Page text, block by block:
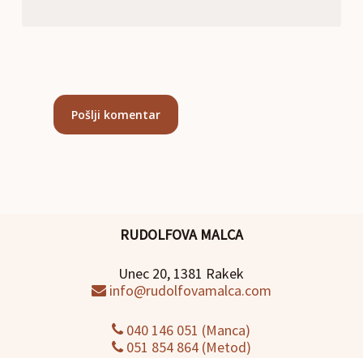
RUDOLFOVA MALCA
Unec 20, 1381 Rakek
info@rudolfovamalca.com
040 146 051 (Manca)
051 854 864 (Metod)